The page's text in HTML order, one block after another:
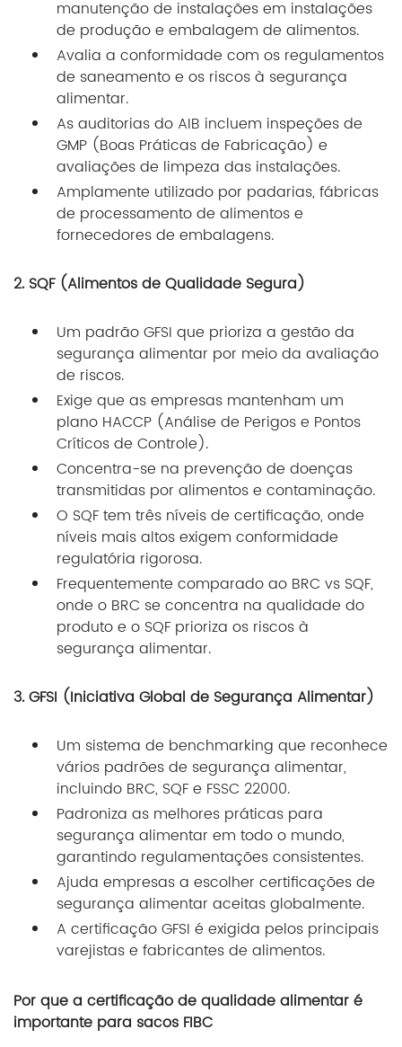
manutenção de instalações em instalações
de produção e embalagem de alimentos.
Avalia a conformidade com os regulamentos
de saneamento e os riscos à segurança
alimentar.
As auditorias do AIB incluem inspeções de
GMP (Boas Práticas de Fabricação) e
avaliações de limpeza das instalações.
Amplamente utilizado por padarias, fábricas
de processamento de alimentos e
fornecedores de embalagens.
2. SQF (Alimentos de Qualidade Segura)
Um padrão GFSI que prioriza a gestão da
segurança alimentar por meio da avaliação
de riscos.
Exige que as empresas mantenham um
plano HACCP (Análise de Perigos e Pontos
Críticos de Controle).
Concentra-se na prevenção de doenças
transmitidas por alimentos e contaminação.
O SQF tem três níveis de certificação, onde
níveis mais altos exigem conformidade
regulatória rigorosa.
Frequentemente comparado ao BRC vs SQF,
onde o BRC se concentra na qualidade do
produto e o SQF prioriza os riscos à
segurança alimentar.
3. GFSI (Iniciativa Global de Segurança Alimentar)
Um sistema de benchmarking que reconhece
vários padrões de segurança alimentar,
incluindo BRC, SQF e FSSC 22000.
Padroniza as melhores práticas para
segurança alimentar em todo o mundo,
garantindo regulamentações consistentes.
Ajuda empresas a escolher certificações de
segurança alimentar aceitas globalmente.
A certificação GFSI é exigida pelos principais
varejistas e fabricantes de alimentos.
Por que a certificação de qualidade alimentar é
importante para sacos FIBC